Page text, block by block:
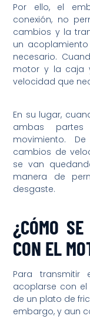
Por ello, el
conexión, no
cambios y la
un
necesario.
motor y la caja
velocidad que
En su lugar,
ambas
movimiento.
cambios de
se van
manera de
desgaste.
¿CÓMO
CON EL
Para transmitir
acoplarse con
de un plato de
embargo, y aun